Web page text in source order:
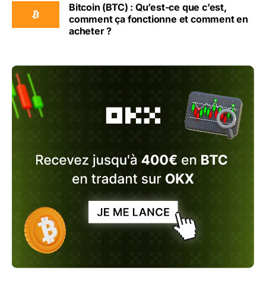
Bitcoin (BTC) : Qu’est-ce que c’est,
comment ça fonctionne et comment en
acheter ?